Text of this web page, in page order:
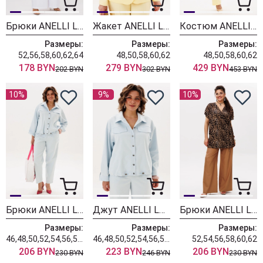
Брюки ANELLI LAUREL 1416.1 белый крэш
Размеры:
52,56,58,60,62,64
178 BYN202 BYN
Жакет ANELLI LAUREL 1814 желтые лютики
Размеры:
48,50,58,60,62
279 BYN302 BYN
Костюм ANELLI LAUREL 1856 желтые лютики
Размеры:
48,50,58,60,62
429 BYN453 BYN
10%
Брюки ANELLI LAUREL 1853 воздушный облачный
Размеры:
206 BYN230 BYN
9%
Джут ANELLI LAUREL 1816 воздушный облачный
Размеры:
223 BYN246 BYN
10%
Брюки ANELLI LAUREL 1630 мокрый песок
Размеры:
52,54,56,58,60,62
206 BYN230 BYN